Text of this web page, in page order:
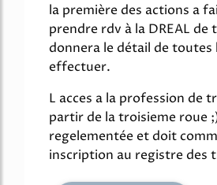
la première des actions a
prendre rdv à la DREAL
donnera le détail de toutes
effectuer.
L acces a la profession de
partir de la troisieme roue
regelementée et doit
inscription au registre des